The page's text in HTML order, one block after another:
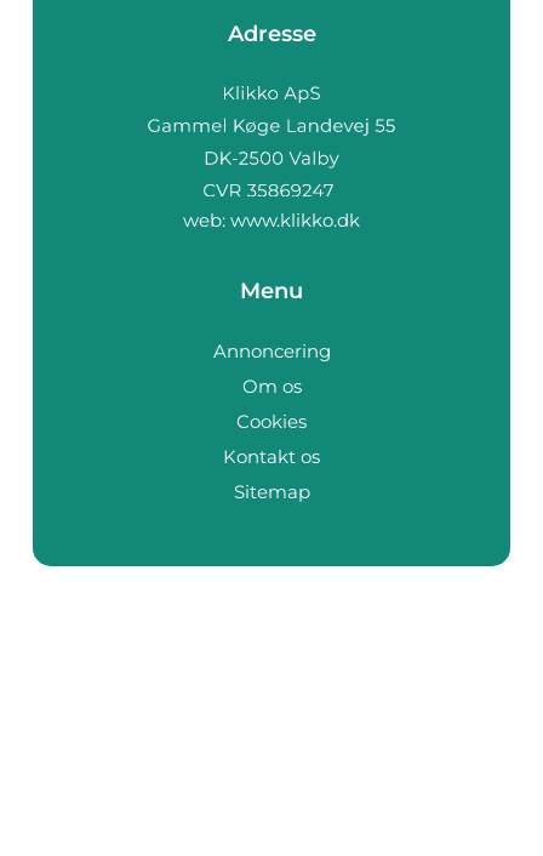
Adresse
web: www.klikko.dk
Menu
Annoncering
Om os
Cookies
Kontakt os
Sitemap